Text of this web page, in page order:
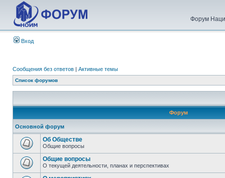
Форум
Вход
Сообщения без ответов | Активные темы
Список форумов
Форум
Основной форум
Об Обществе
Общие вопросы
Общие вопросы
О текущей деятельности, планах и перспективах